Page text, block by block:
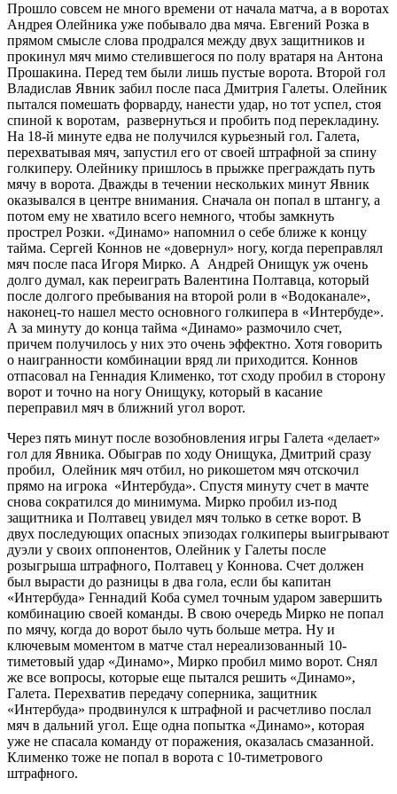
Прошло совсем не много времени от начала матча, а в воротах
Андрея Олейника уже побывало два мяча. Евгений Розка в
прямом смысле слова продрался между двух защитников и
прокинул мяч мимо стелившегося по полу вратаря на Антона
Прошакина. Перед тем были лишь пустые ворота. Второй гол
Владислав Явник забил после паса Дмитрия Галеты. Олейник
пытался помешать форварду, нанести удар, но тот успел, стоя
спиной к воротам, развернуться и пробить под перекладину.
На 18-й минуте едва не получился курьезный гол. Галета,
перехватывая мяч, запустил его от своей штрафной за спину
голкиперу. Олейнику пришлось в прыжке преграждать путь
мячу в ворота. Дважды в течении нескольких минут Явник
оказывался в центре внимания. Сначала он попал в штангу, а
потом ему не хватило всего немного, чтобы замкнуть
прострел Розки. «Динамо» напомнил о себе ближе к концу
тайма. Сергей Коннов не «довернул» ногу, когда переправлял
мяч после паса Игоря Мирко. А Андрей Онищук уж очень
долго думал, как переиграть Валентина Полтавца, который
после долгого пребывания на второй роли в «Водоканале»,
наконец-то нашел место основного голкипера в «Интербуде».
А за минуту до конца тайма «Динамо» размочило счет,
причем получилось у них это очень эффектно. Хотя говорить
о наигранности комбинации вряд ли приходится. Коннов
отпасовал на Геннадия Клименко, тот сходу пробил в сторону
ворот и точно на ногу Онищуку, который в касание
переправил мяч в ближний угол ворот.
Через пять минут после возобновления игры Галета «делает»
гол для Явника. Обыграв по ходу Онищука, Дмитрий сразу
пробил, Олейник мяч отбил, но рикошетом мяч отскочил
прямо на игрока «Интербуда». Спустя минуту счет в мачте
снова сократился до минимума. Мирко пробил из-под
защитника и Полтавец увидел мяч только в сетке ворот. В
двух последующих опасных эпизодах голкиперы выигрывают
дуэли у своих оппонентов, Олейник у Галеты после
розыгрыша штрафного, Полтавец у Коннова. Счет должен
был вырасти до разницы в два гола, если бы капитан
«Интербуда» Геннадий Коба сумел точным ударом завершить
комбинацию своей команды. В свою очередь Мирко не попал
по мячу, когда до ворот было чуть больше метра. Ну и
ключевым моментом в матче стал нереализованный 10-
тиметовый удар «Динамо», Мирко пробил мимо ворот. Снял
же все вопросы, которые еще пытался решить «Динамо»,
Галета. Перехватив передачу соперника, защитник
«Интербуда» продвинулся к штрафной и расчетливо послал
мяч в дальний угол. Еще одна попытка «Динамо», которая
уже не спасала команду от поражения, оказалась смазанной.
Клименко тоже не попал в ворота с 10-тиметрового
штрафного.